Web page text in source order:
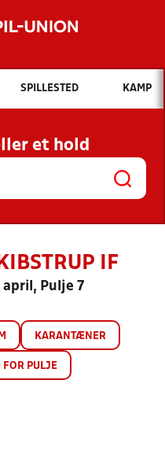
Hvad vil du søge efter?
OG NYHEDER
KLUBBER OG
SPILLESTED KAMP
et hold
IF
april, Pulje 7
KARANTÆNER
FOR PULJE